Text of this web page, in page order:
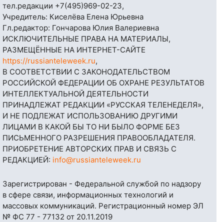
тел.редакции +7(495)969-02-23,
Учредитель: Киселёва Елена Юрьевна
Гл.редактор: Гончарова Юлия Валериевна
ИСКЛЮЧИТЕЛЬНЫЕ ПРАВА НА МАТЕРИАЛЫ,
РАЗМЕЩЁННЫЕ НА ИНТЕРНЕТ-САЙТЕ
https://russianteleweek.ru,
В СООТВЕТСТВИИ С ЗАКОНОДАТЕЛЬСТВОМ
РОССИЙСКОЙ ФЕДЕРАЦИИ ОБ ОХРАНЕ РЕЗУЛЬТАТОВ
ИНТЕЛЛЕКТУАЛЬНОЙ ДЕЯТЕЛЬНОСТИ
ПРИНАДЛЕЖАТ РЕДАКЦИИ «РУССКАЯ ТЕЛЕНЕДЕЛЯ»,
И НЕ ПОДЛЕЖАТ ИСПОЛЬЗОВАНИЮ ДРУГИМИ
ЛИЦАМИ В КАКОЙ БЫ ТО НИ БЫЛО ФОРМЕ БЕЗ
ПИСЬМЕННОГО РАЗРЕШЕНИЯ ПРАВООБЛАДАТЕЛЯ.
ПРИОБРЕТЕНИЕ АВТОРСКИХ ПРАВ И СВЯЗЬ С
РЕДАКЦИЕЙ: info@russianteleweek.ru
Зарегистрирован - Федеральной службой по надзору
в сфере связи, информационных технологий и
массовых коммуникаций. Регистрационный номер ЭЛ
№ ФС 77 - 77132 от 20.11.2019